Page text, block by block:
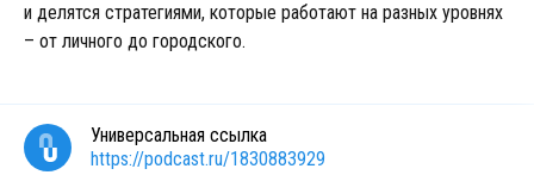
и делятся стратегиями, которые работают на разных уровнях
– от личного до городского.
Универсальная ссылка
https://podcast.ru/1830883929